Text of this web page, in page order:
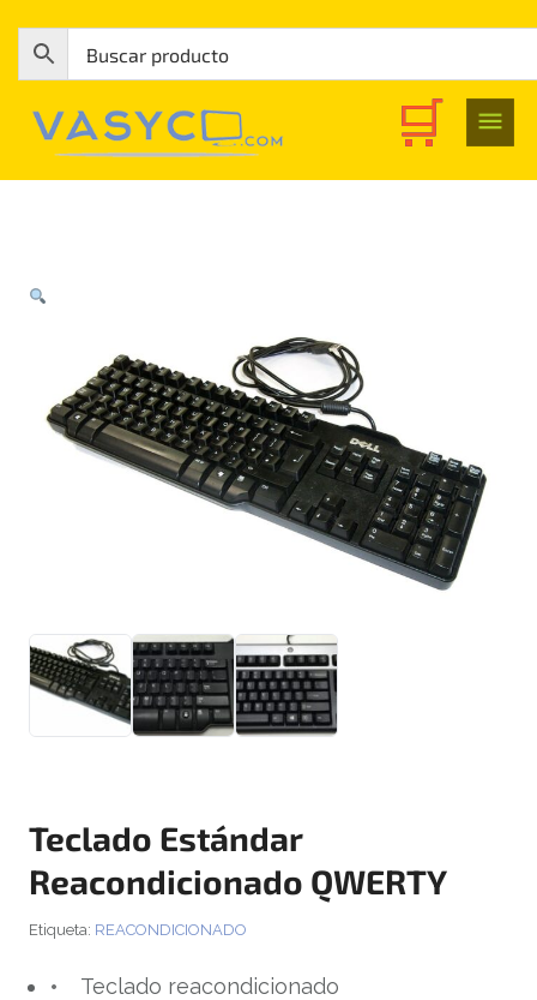
Teclado Estándar
Reacondicionado QWERTY
Etiqueta: REACONDICIONADO
Teclado reacondicionado